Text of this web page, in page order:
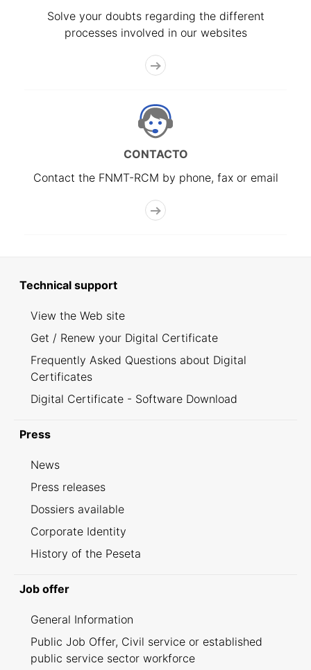
Solve your doubts regarding the different
processes involved in our websites
CONTACTO
Contact the FNMT-RCM by phone, fax or email
Technical support
View the Web site
Get / Renew your Digital Certificate
Frequently Asked Questions about Digital
Certificates
Digital Certificate - Software Download
Press
News
Press releases
Dossiers available
Corporate Identity
History of the Peseta
Job offer
General Information
Public Job Offer, Civil service or established
public service sector workforce